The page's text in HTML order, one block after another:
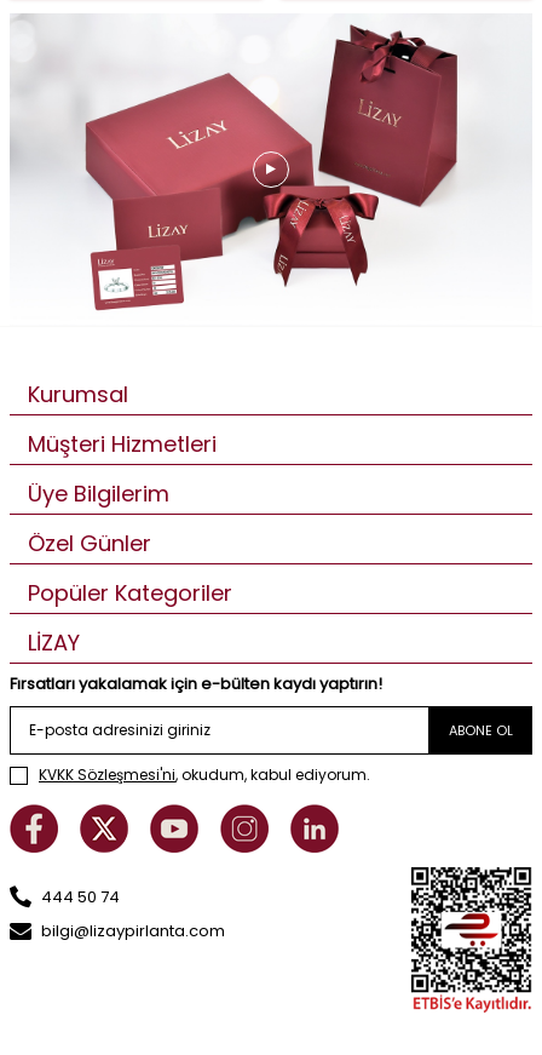
Kurumsal
Müşteri Hizmetleri
Üye Bilgilerim
Özel Günler
Popüler Kategoriler
LİZAY
Fırsatları yakalamak için e-bülten kaydı yaptırın!
ABONE OL
KVKK Sözleşmesi'ni, okudum, kabul ediyorum.
444 50 74
bilgi@lizaypirlanta.com